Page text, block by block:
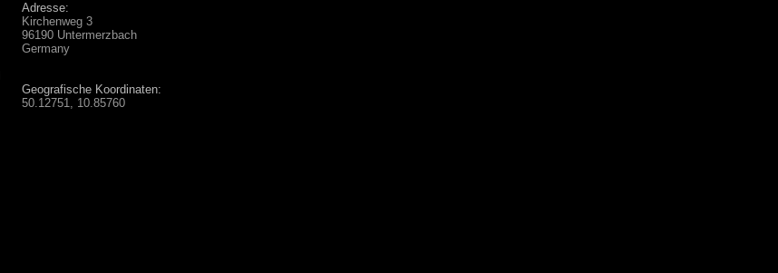
Adresse:
Kirchenweg 3
96190 Untermerzbach
Germany
Geografische Koordinaten:
50.12751, 10.85760